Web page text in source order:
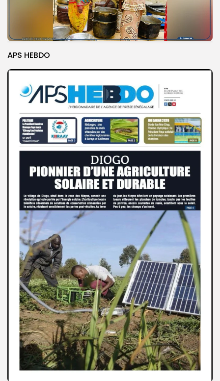
APS HEBDO